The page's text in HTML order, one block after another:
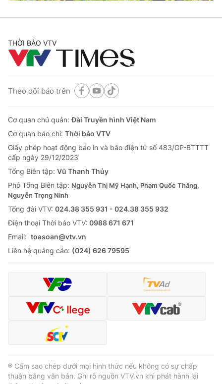
Góc doanh nghiệp
Truyền hình
Phim VTV
Hậu trường
Giải sao mai
Giải trí
Điện ảnh
Âm nhạc
Du lịch
Làm đẹp
Chất lượng cuộc sống
Tuyển sinh
Học trực tuyến
Công nghệ
Hitech Công nghệ tương lai
Sản phẩm
Thị trường
Tư vấn
Giao lưu trực tuyến
Lịch phát sóng
Chuyên mục khác
Emagazine Podcast
Video Shorts video
VTV Money
VTV Sức khoẻ Bất động sản
THỜI BÁO VTV
Theo dõi báo trên
Cơ quan chủ quản:Đài Truyền hình Việt Nam
Cơ quan báo chí: Thời báo VTV
Giấy phép hoạt động báo in và báo điện tử số 483/GP-BTTTT
cấp ngày 29/12/2023
Tổng Biên tập: Vũ Thanh Thủy
Phó Tổng Biên tập: Nguyễn Thị Mỹ Hạnh, Phạm Quốc Thắng,
Nguyễn Trọng Ninh
Tổng đài VTV: 024.38 355 931 - 024.38 355 932
Ðiện thoại Thời báo VTV: 0988 671 671
Email: toasoan@vtv.vn
Liên hệ quảng cáo: (024) 626 79595
® Cấm sao chép dưới mọi hình thức nếu không có sự chấp
thuận bằng văn bản. Ghi rõ nguồn VTV.vn khi phát hành lại